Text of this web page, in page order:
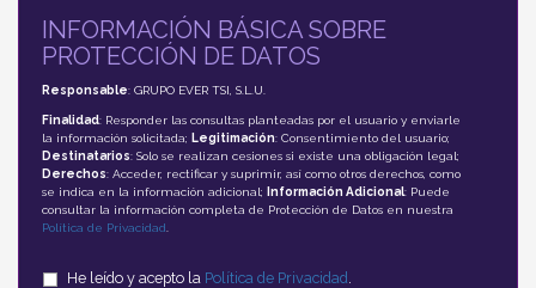
INFORMACIÓN BÁSICA SOBRE
PROTECCIÓN DE DATOS
Responsable: GRUPO EVER TSI, S.L.U.
Finalidad: Responder las consultas planteadas por el usuario y enviarle
la información solicitada; Legitimación: Consentimiento del usuario;
Destinatarios: Solo se realizan cesiones si existe una obligación legal;
Derechos: Acceder, rectificar y suprimir, así como otros derechos, como
se indica en la información adicional;
Información Adicional: Puede
consultar la información completa de Protección de Datos en nuestra
Política de Privacidad
He leído y acepto la Política de Privacidad